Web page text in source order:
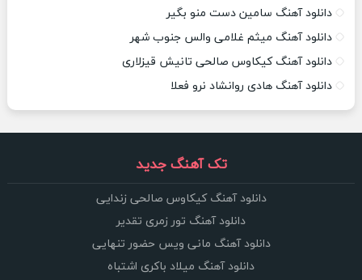
دانلود آهنگ سامین دست منو بگیر
دانلود آهنگ میثم غلامی والس جنوب شهر
دانلود آهنگ کیکاوس صالحی تانیش قیزلاری
دانلود آهنگ هادی روانشاد نرو فعلا
تک آهنگ جدید
دانلود آهنگ کیکاوس صالحی زندایی
دانلود آهنگ تور زمری تقدیر
دانلود آهنگ مانی ویس حضور تنهایی
دانلود آهنگ میلاد باکری اشتباه